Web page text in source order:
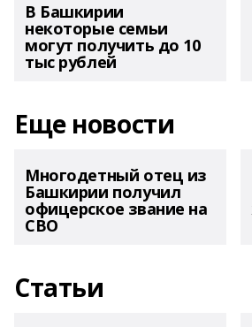
В Башкирии
некоторые семьи
могут получить до 10
тыс рублей
Еще новости
Многодетный отец из
Башкирии получил
офицерское звание на
СВО
Статьи